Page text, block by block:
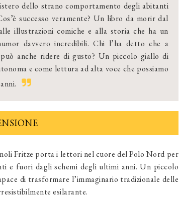
dello strano comportamento degli abitanti
successo veramente? Un libro da morir dal
illustrazioni comiche e alla storia che ha un
davvero incredibili. Chi l’ha detto che a
anche ridere di gusto? Un piccolo giallo di
e come lettura ad alta voce che possiamo
Fritze porta i lettori nel cuore del Polo Nord per
e fuori dagli schemi degli ultimi anni. Un piccolo
di trasformare l’immaginario tradizionale delle
esilarante.